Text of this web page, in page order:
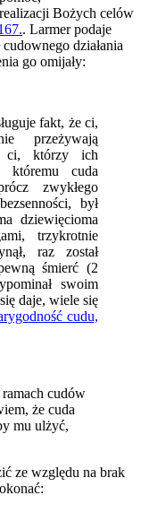
Bożych celów
. Larmer podaje
działania
go omijały:
fakt, że ci,
przeżywają
ci, którzy ich
któremu cuda
zwykłego
był
dziewięcioma
trzykrotnie
raz został
śmierć (2
swoim
daje, wiele się
cudu,
cudów
że cuda
mu ulżyć,
ze względu na brak